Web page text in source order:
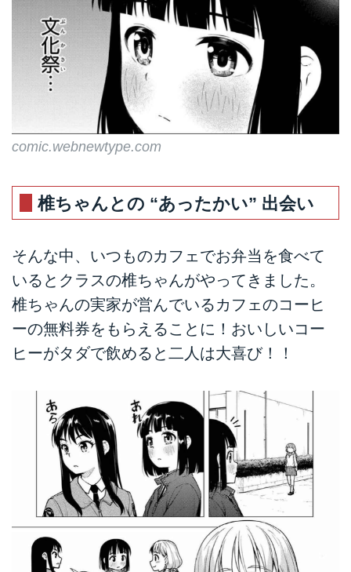
comic.webnewtype.com
椎ちゃんとの “あったかい” 出会い
そんな中、いつものカフェでお弁当を食べて
いるとクラスの椎ちゃんがやってきました。
椎ちゃんの実家が営んでいるカフェのコーヒ
ーの無料券をもらえることに！おいしいコー
ヒーがタダで飲めると二人は大喜び！！